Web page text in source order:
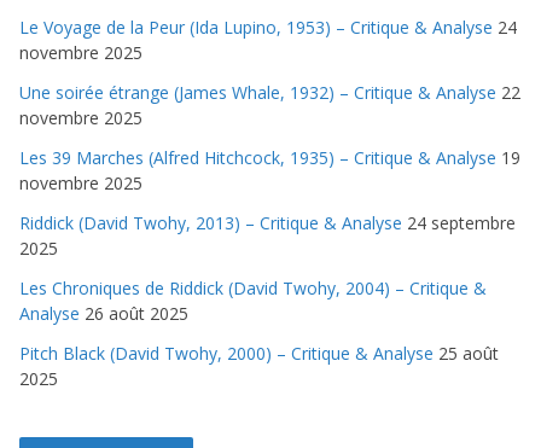
Le Voyage de la Peur (Ida Lupino, 1953) – Critique & Analyse 24
novembre 2025
Une soirée étrange (James Whale, 1932) – Critique & Analyse 22
novembre 2025
Les 39 Marches (Alfred Hitchcock, 1935) – Critique & Analyse 19
novembre 2025
Riddick (David Twohy, 2013) – Critique & Analyse 24 septembre
2025
Les Chroniques de Riddick (David Twohy, 2004) – Critique &
Analyse 26 août 2025
Pitch Black (David Twohy, 2000) – Critique & Analyse 25 août
2025